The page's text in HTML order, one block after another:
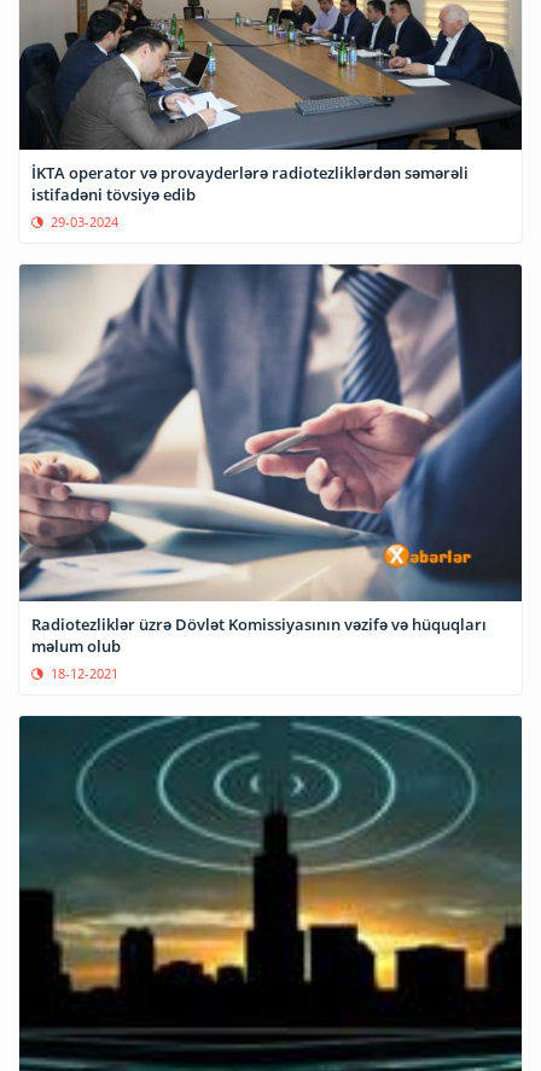
İKTA operator və provayderlərə radiotezliklərdən səmərəli
istifadəni tövsiyə edib
29-03-2024
Radiotezliklər üzrə Dövlət Komissiyasının vəzifə və hüquqları
məlum olub
18-12-2021